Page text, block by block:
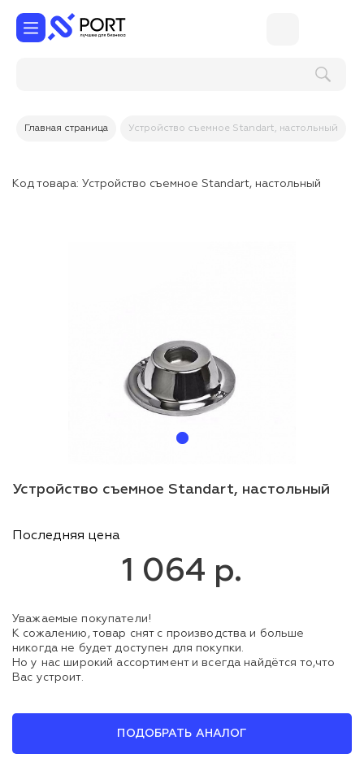
Главная страница Устройство съемное Standart, настольный
Код товара: Устройство съемное Standart, настольный
Устройство съемное Standart, настольный
Последняя цена
1 064 р.
Уважаемые покупатели!
К сожалению, товар снят с производства и больше
никогда не будет доступен для покупки.
Но у нас широкий ассортимент и всегда найдётся то,что
Вас устроит.
ПОДОБРАТЬ АНАЛОГ